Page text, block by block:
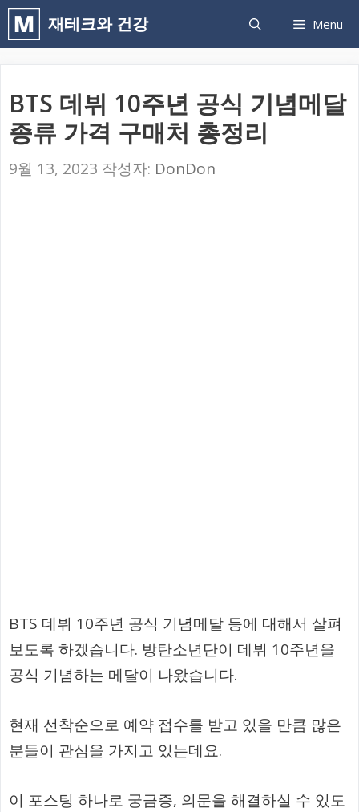
컨
텐
건
너
뛰
재테크와 건강 Menu
BTS 데뷔 10주년 공식 기념메달
종류 가격 구매처 총정리
9월 13, 2023 작성자: DonDon
BTS 데뷔 10주년 공식 기념메달 등에 대해서 살펴
보도록 하겠습니다. 방탄소년단이 데뷔 10주년을
공식 기념하는 메달이 나왔습니다.
현재 선착순으로 예약 접수를 받고 있을 만큼 많은
분들이 관심을 가지고 있는데요.
이 포스팅 하나로 궁금증, 의문을 해결하실 수 있도